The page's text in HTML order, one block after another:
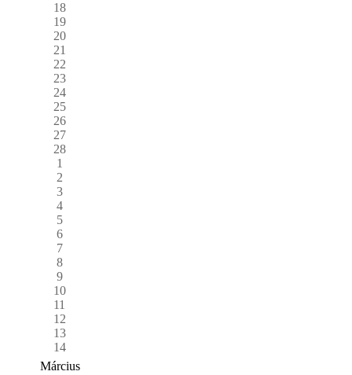
18
19
20
21
22
23
24
25
26
27
28
1
2
3
4
5
6
7
8
9
10
11
12
13
14
Március